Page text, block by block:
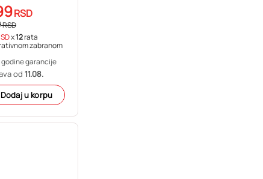
RSD
RSD
x12rata
zabranom
godine garancije
od 11.08.
Dodaj u korpu